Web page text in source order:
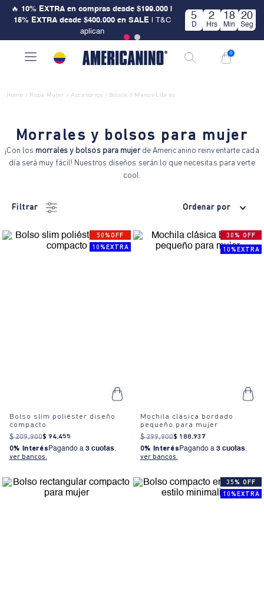
🔥 10% EXTRA en compras desde $199.000 |
15% EXTRA desde $400.000 en SALE| T&C
aplican
5
D
2
Hrs
18
Min
20
Seg
0
Home / Ropa Mujer / Accesorios / Bolsos Y Manos Libres
Morrales y bolsos para mujer
¡Con los morrales y bolsos para mujerde Americanino reinventarte cada
día será muy fácil! Nuestros diseños serán lo que necesitas para verte
cool.
Filtrar Ordenar por
50%OFF
10%EXTRA
Bolso slim poliéster diseño
compacto
$ 209.900$ 94.455
0% Interés Pagando a 3 cuotas.
ver bancos.
30% OFF
10%EXTRA
Mochila clásica bordado
pequeño para mujer
$ 299.900$ 188.937
0% Interés Pagando a 3 cuotas.
ver bancos.
35% OFF
10%EXTRA